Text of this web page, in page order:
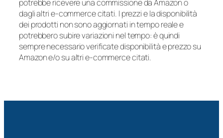
potrebbe ricevere una commissione da Amazon o
dagli altri e-commerce citati. I prezzi e la disponibilità
dei prodotti non sono aggiornati in tempo reale e
potrebbero subire variazioni nel tempo: è quindi
sempre necessario verificate disponibilità e prezzo su
Amazon e/o su altri e-commerce citati.